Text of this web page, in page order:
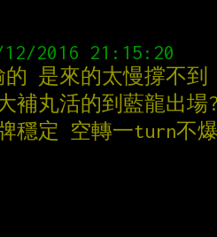
是來的太慢撐不到
補丸活的到藍龍出場
穩定 空轉一turn不